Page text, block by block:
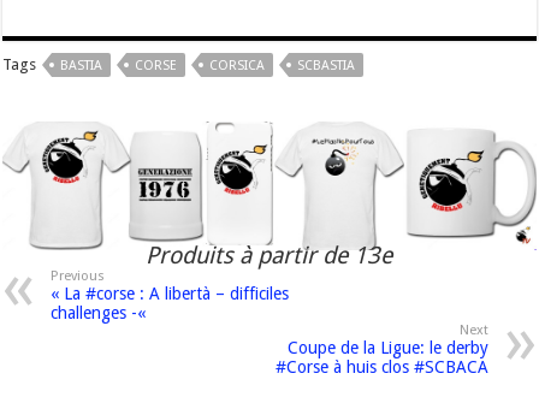
Tags BASTIA CORSE CORSICA SCBASTIA
Produits à partir de 13e
Previous
« La #corse : A libertà – difficiles
challenges -«
Next
Coupe de la Ligue: le derby
#Corse à huis clos #SCBACA